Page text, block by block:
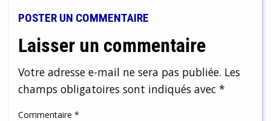
POSTER UN COMMENTAIRE
Laisser un commentaire
Votre adresse e-mail ne sera pas publiée. Les
champs obligatoires sont indiqués avec *
Commentaire *